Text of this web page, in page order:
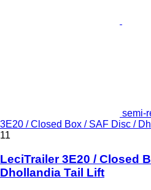
semi-
3E20 / Closed Box / SAF Disc /
11
LeciTrailer 3E20 / Closed
Dhollandia Tail Lift